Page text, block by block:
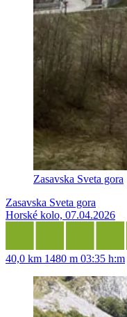
Zasavska Sveta gora
Zasavska Sveta gora
Horské kolo, 07.04.2026
40,0 km 1480 m 03:35 h:m